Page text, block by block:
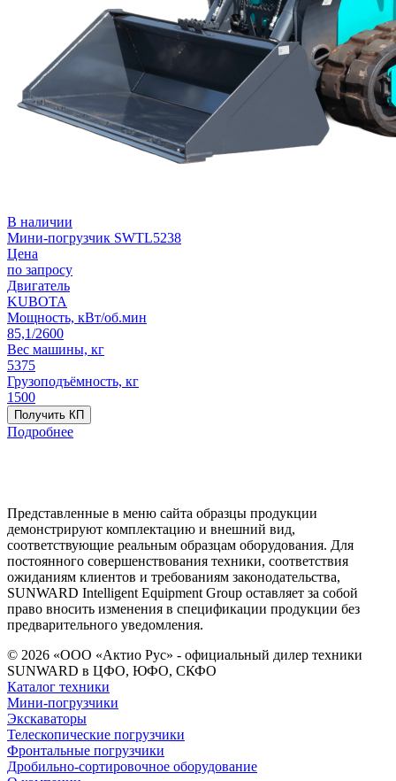
В наличии
Мини-погрузчик SWTL5238
Цена
по запросу
Двигатель
KUBOTA
Мощность, кВт/об.мин
85,1/2600
Вес машины, кг
5375
Грузоподъёмность, кг
1500
Получить КП
Подробнее
Представленные в меню сайта образцы продукции
демонстрируют комплектацию и внешний вид,
соответствующие реальным образцам оборудования. Для
постоянного совершенствования техники, соответствия
ожиданиям клиентов и требованиям законодательства,
SUNWARD Intelligent Equipment Group оставляет за собой
право вносить изменения в спецификации продукции без
предварительного уведомления.
© 2026 «ООО «Актио Рус» - официальный дилер техники
SUNWARD в ЦФО, ЮФО, СКФО
Каталог техники
Мини-погрузчики
Экскаваторы
Телескопические погрузчики
Фронтальные погрузчики
Дробильно-сортировочное оборудование